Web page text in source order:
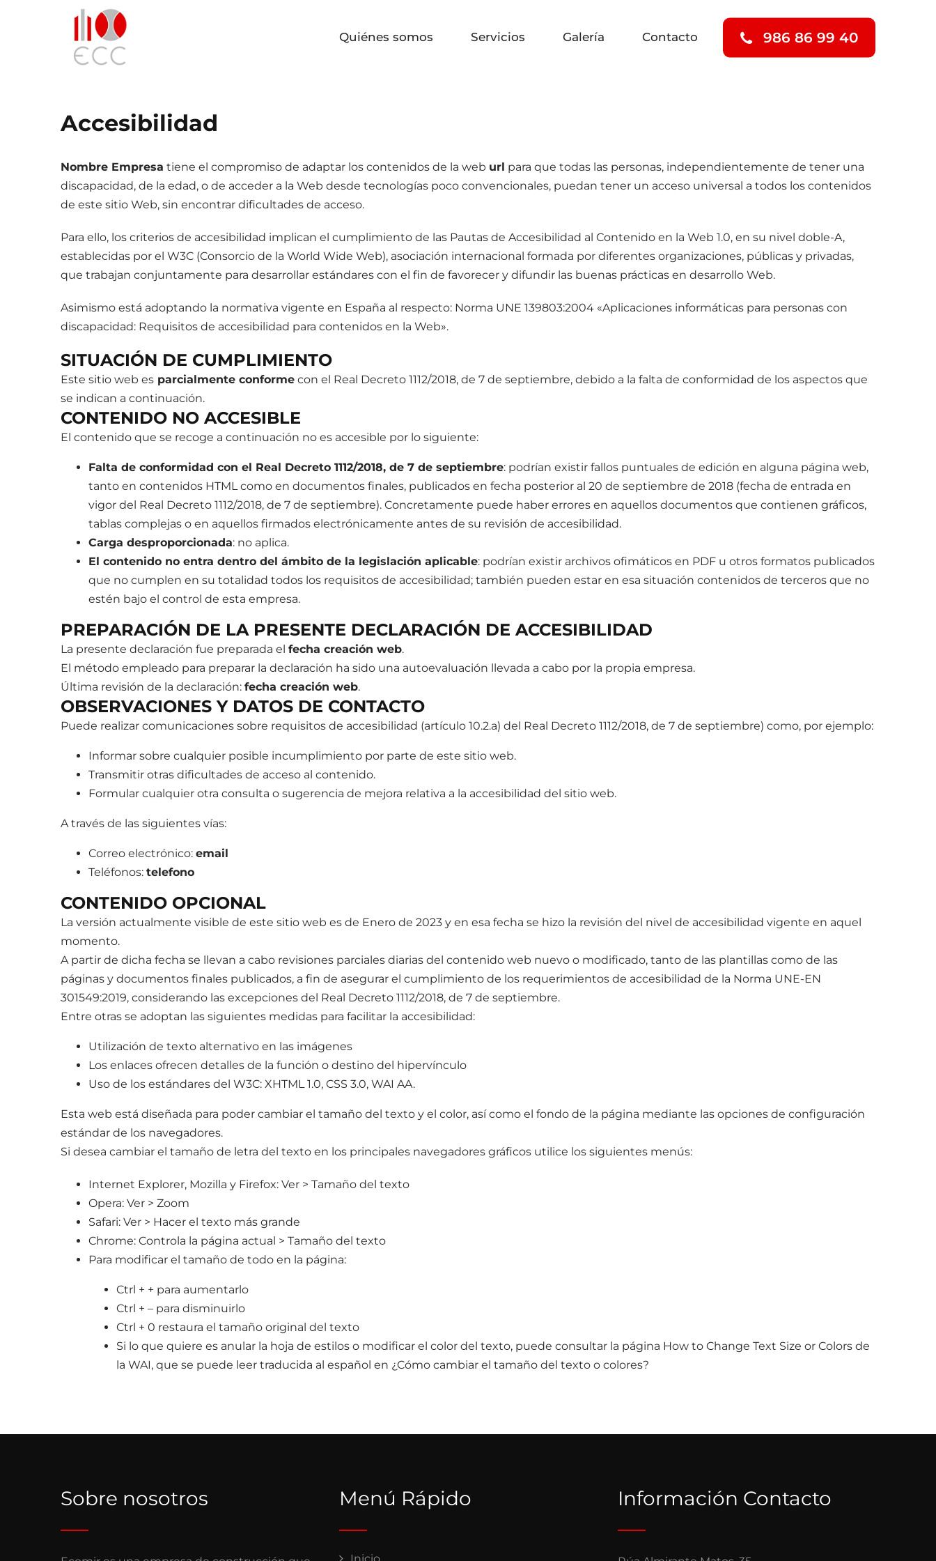
986 86 99 40
Quiénes somos Servicios Galería Contacto
Accesibilidad
Nombre Empresa tiene el compromiso de adaptar los contenidos de la web url para que todas las personas, independientemente de tener una
discapacidad, de la edad, o de acceder a la Web desde tecnologías poco convencionales, puedan tener un acceso universal a todos los contenidos
de este sitio Web, sin encontrar dificultades de acceso.
Para ello, los criterios de accesibilidad implican el cumplimiento de las Pautas de Accesibilidad al Contenido en la Web 1.0, en su nivel doble-A,
establecidas por el W3C (Consorcio de la World Wide Web), asociación internacional formada por diferentes organizaciones, públicas y privadas,
que trabajan conjuntamente para desarrollar estándares con el fin de favorecer y difundir las buenas prácticas en desarrollo Web.
Asimismo está adoptando la normativa vigente en España al respecto: Norma UNE 139803:2004 «Aplicaciones informáticas para personas con
discapacidad: Requisitos de accesibilidad para contenidos en la Web».
SITUACIÓN DE CUMPLIMIENTO
Este sitio web es parcialmente conforme con el Real Decreto 1112/2018, de 7 de septiembre, debido a la falta de conformidad de los aspectos que
se indican a continuación.
CONTENIDO NO ACCESIBLE
El contenido que se recoge a continuación no es accesible por lo siguiente:
Falta de conformidad con el Real Decreto 1112/2018, de 7 de septiembre: podrían existir fallos puntuales de edición en alguna página web,
tanto en contenidos HTML como en documentos finales, publicados en fecha posterior al 20 de septiembre de 2018 (fecha de entrada en
vigor del Real Decreto 1112/2018, de 7 de septiembre). Concretamente puede haber errores en aquellos documentos que contienen gráficos,
tablas complejas o en aquellos firmados electrónicamente antes de su revisión de accesibilidad.
Carga desproporcionada: no aplica.
El contenido no entra dentro del ámbito de la legislación aplicable: podrían existir archivos ofimáticos en PDF u otros formatos publicados
que no cumplen en su totalidad todos los requisitos de accesibilidad; también pueden estar en esa situación contenidos de terceros que no
estén bajo el control de esta empresa.
PREPARACIÓN DE LA PRESENTE DECLARACIÓN DE ACCESIBILIDAD
La presente declaración fue preparada el fecha creación web.
El método empleado para preparar la declaración ha sido una autoevaluación llevada a cabo por la propia empresa.
Última revisión de la declaración: fecha creación web.
OBSERVACIONES Y DATOS DE CONTACTO
Puede realizar comunicaciones sobre requisitos de accesibilidad (artículo 10.2.a) del Real Decreto 1112/2018, de 7 de septiembre) como, por ejemplo:
Informar sobre cualquier posible incumplimiento por parte de este sitio web.
Transmitir otras dificultades de acceso al contenido.
Formular cualquier otra consulta o sugerencia de mejora relativa a la accesibilidad del sitio web.
A través de las siguientes vías:
Correo electrónico: email
Teléfonos: telefono
CONTENIDO OPCIONAL
La versión actualmente visible de este sitio web es de Enero de 2023 y en esa fecha se hizo la revisión del nivel de accesibilidad vigente en aquel
momento.
A partir de dicha fecha se llevan a cabo revisiones parciales diarias del contenido web nuevo o modificado, tanto de las plantillas como de las
páginas y documentos finales publicados, a fin de asegurar el cumplimiento de los requerimientos de accesibilidad de la Norma UNE-EN
301549:2019, considerando las excepciones del Real Decreto 1112/2018, de 7 de septiembre.
Entre otras se adoptan las siguientes medidas para facilitar la accesibilidad:
Utilización de texto alternativo en las imágenes
Los enlaces ofrecen detalles de la función o destino del hipervínculo
Uso de los estándares del W3C: XHTML 1.0, CSS 3.0, WAI AA.
Esta web está diseñada para poder cambiar el tamaño del texto y el color, así como el fondo de la página mediante las opciones de configuración
estándar de los navegadores.
Si desea cambiar el tamaño de letra del texto en los principales navegadores gráficos utilice los siguientes menús:
Internet Explorer, Mozilla y Firefox: Ver > Tamaño del texto
Opera: Ver > Zoom
Safari: Ver > Hacer el texto más grande
Chrome: Controla la página actual > Tamaño del texto
Para modificar el tamaño de todo en la página:
Ctrl + + para aumentarlo
Ctrl + – para disminuirlo
Ctrl + 0 restaura el tamaño original del texto
Si lo que quiere es anular la hoja de estilos o modificar el color del texto, puede consultar la página How to Change Text Size or Colors de
la WAI, que se puede leer traducida al español en ¿Cómo cambiar el tamaño del texto o colores?
Sobre nosotros Menú Rápido Información Contacto